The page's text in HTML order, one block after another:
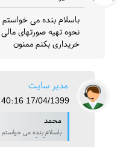
باسلام بنده می
نحوه تهیه صورتهای
خریداری بکنم ممنون
مدیر سایت
17/04/1399 01:40:16 ب.ظ
محمد
باسلام بنده می خواستم